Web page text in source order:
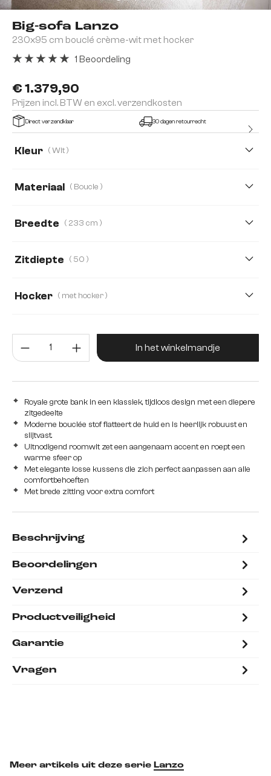
Big-sofa Lanzo
230x95 cm bouclé crème-wit met hocker
€ 1.379,90
Prijzen incl. BTW en excl. verzendkosten
1 Beoordeling
Direct verzendklaar 30 dagen retourrecht
Kleur ( Wit )
Materiaal ( Boucle )
Breedte ( 233 cm )
Zitdiepte ( 50 )
Hocker ( met hocker )
Producthoeveelheid: Voer de
In het winkelmandje
Royale grote bank in een klassiek, tijdloos design met een diepere
zitgedeelte
Moderne bouclée stof flatteert de huid en is heerlijk robuust en
slijtvast.
Uitnodigend roomwit zet een aangenaam accent en roept een
warme sfeer op
Met elegante losse kussens die zich perfect aanpassen aan alle
comfortbehoeften
Met brede zitting voor extra comfort
Beschrijving
Beoordelingen
Verzend
Productveiligheid
Garantie
Vragen
Meer artikels uit deze serie Lanzo